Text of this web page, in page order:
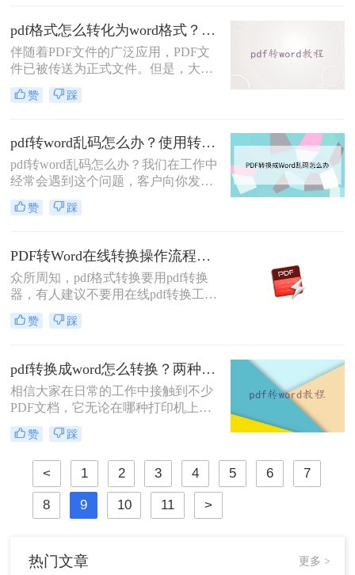
法，有人说可以把pdf转换成word。下
面我们先来看看pdf文件怎么转成word
方法。
pdf格式怎么转化为word格式？教大家几个转换方法！
伴随着PDF文件的广泛应用，PDF文
件已被传送为正式文件。但是，大多
数人仍然偏爱使用Word进行编辑，无
法处理手边的PDF文件。pdf格式怎么
就为大家解答。在小编通过几个在小
编实践中将PDF转化为Word文档的方
法之后，给大家整理了pdf转word的方
法。
赞 踩
pdf转word乱码怎么办？使用转转大师试一试！
pdf转word乱码怎么办？我们在工作中
经常会遇到这个问题，客户向你发来
PDF文件，但是我们要修改、复制文
字或者是要将里面的图片导出来，需
常会遇到的一个问题，那就是乱码和
排版混乱，这样处理起来也是十分的
麻烦。为什么会乱码呢？要怎样才不
会乱码？
赞 踩
PDF转Word在线转换操作流程：从上传到下载1分钟搞定！
众所周知，pdf格式转换要用pdf转换
器，有人建议不要用在线pdf转换工
具，认为存在一定风险，有可能泄露
文件内容。其实，只有你选择一款足
这些问题都是可以避免的。下面小编
就给大家推荐一款，顺便看看pdf转
word在线转换怎么操作?
赞 踩
pdf转换成word怎么转换？两种方法教你转换！
相信大家在日常的工作中接触到不少
PDF文档，它无论在哪种打印机上都
可保证精确的颜色和准确的打印效果
的优势深受办公人群的喜爱。然而，
对于不少办公室小白来说，PDF最大
的问题就是修改好像没有
EXCEL/WORD等这些常用的文档格
式简单，于是，很多小白都想要直接
下面跟小编一起看看吧。
赞 踩
< 1 2 3 4 5 6 7
8 9 10 11 >
热门文章 更多 >